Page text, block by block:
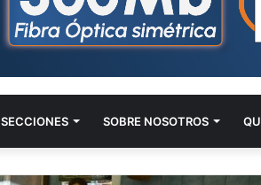
SECCIONES SOBRE NOSOTROS